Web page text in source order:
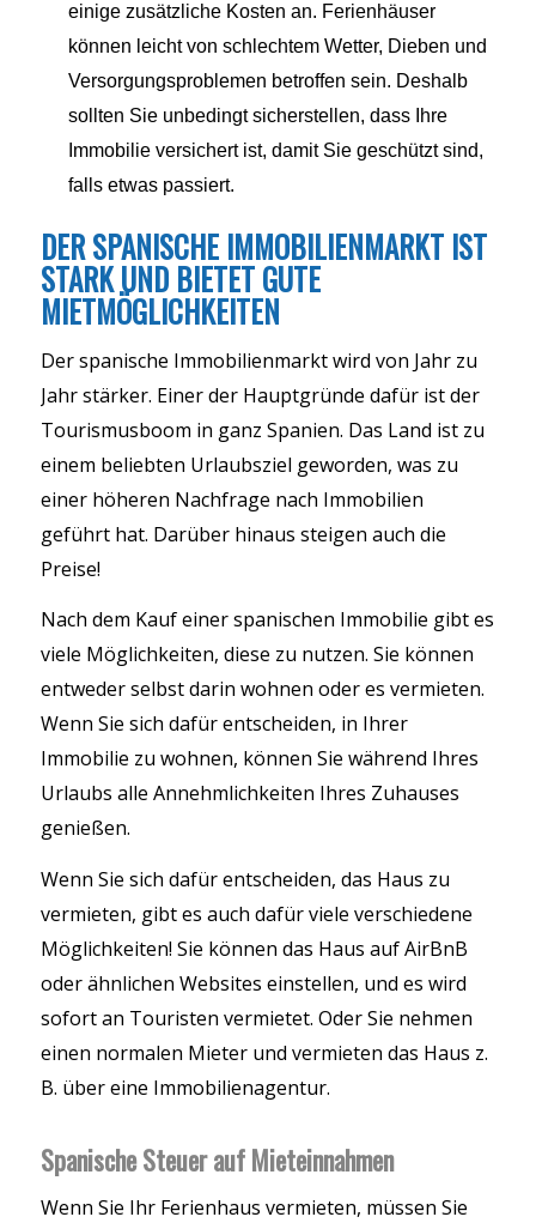
einige zusätzliche Kosten an. Ferienhäuser
können leicht von schlechtem Wetter, Dieben und
Versorgungsproblemen betroffen sein. Deshalb
sollten Sie unbedingt sicherstellen, dass Ihre
Immobilie versichert ist, damit Sie geschützt sind,
falls etwas passiert.
DER SPANISCHE IMMOBILIENMARKT IST
STARK UND BIETET GUTE
MIETMÖGLICHKEITEN
Der spanische Immobilienmarkt wird von Jahr zu
Jahr stärker. Einer der Hauptgründe dafür ist der
Tourismusboom in ganz Spanien. Das Land ist zu
einem beliebten Urlaubsziel geworden, was zu
einer höheren Nachfrage nach Immobilien
geführt hat. Darüber hinaus steigen auch die
Preise!
Nach dem Kauf einer spanischen Immobilie gibt es
viele Möglichkeiten, diese zu nutzen. Sie können
entweder selbst darin wohnen oder es vermieten.
Wenn Sie sich dafür entscheiden, in Ihrer
Immobilie zu wohnen, können Sie während Ihres
Urlaubs alle Annehmlichkeiten Ihres Zuhauses
genießen.
Wenn Sie sich dafür entscheiden, das Haus zu
vermieten, gibt es auch dafür viele verschiedene
Möglichkeiten! Sie können das Haus auf AirBnB
oder ähnlichen Websites einstellen, und es wird
sofort an Touristen vermietet. Oder Sie nehmen
einen normalen Mieter und vermieten das Haus z.
B. über eine Immobilienagentur.
Spanische Steuer auf Mieteinnahmen
Wenn Sie Ihr Ferienhaus vermieten, müssen Sie